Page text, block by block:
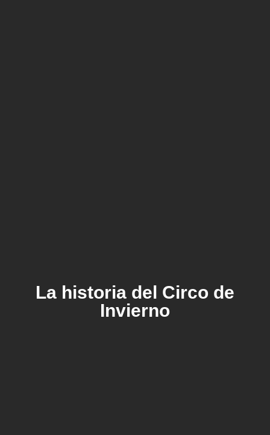
La historia del Circo de
Invierno